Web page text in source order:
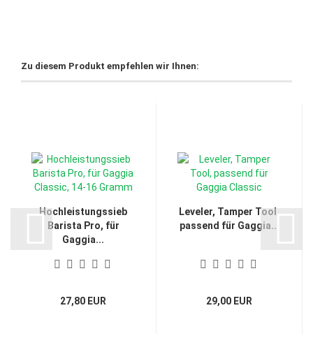
Zu diesem Produkt empfehlen wir Ihnen:
Hochleistungssieb
Barista Pro, für
Gaggia...
27,80 EUR
Leveler, Tamper Tool,
passend für Gaggia...
29,00 EUR